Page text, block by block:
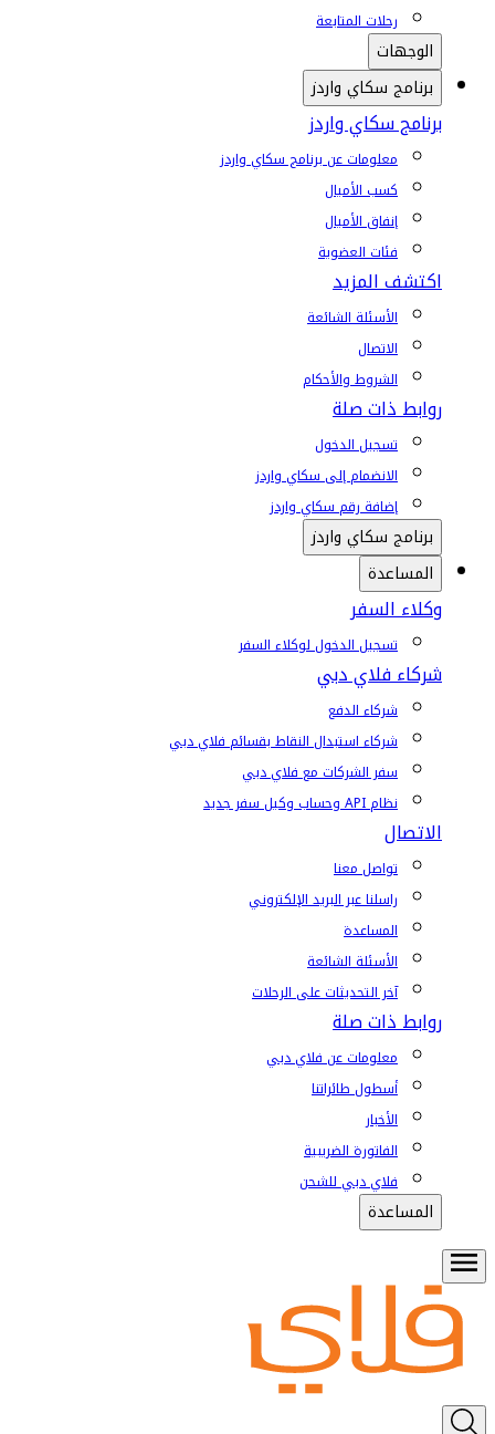
رحلات المتابعة
الوجهات
برنامج سكاي واردز
برنامج سكاي واردز
معلومات عن برنامج سكاي واردز
كسب الأميال
إنفاق الأميال
فئات العضوية
اكتشف المزيد
الأسئلة الشائعة
الاتصال
الشروط والأحكام
روابط ذات صلة
تسجيل الدخول
الانضمام إلى سكاي واردز
إضافة رقم سكاي واردز
برنامج سكاي واردز
المساعدة
وكلاء السفر
تسجيل الدخول لوكلاء السفر
شركاء فلاي دبي
شركاء الدفع
شركاء استبدال النقاط بقسائم فلاي دبي
سفر الشركات مع فلاي دبي
نظام API وحساب وكيل سفر جديد
الاتصال
تواصل معنا
راسلنا عبر البريد الإلكتروني
المساعدة
الأسئلة الشائعة
آخر التحديثات على الرحلات
روابط ذات صلة
معلومات عن فلاي دبي
أسطول طائراتنا
الأخبار
الفاتورة الضريبية
فلاي دبي للشحن
المساعدة